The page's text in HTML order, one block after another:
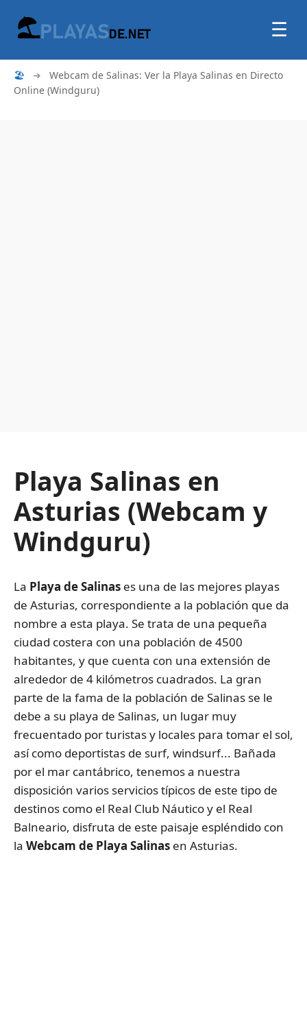
☰
🏖 ➜
Webcam de Salinas: Ver la Playa Salinas en Directo
Online (Windguru)
Playa Salinas en
Asturias (Webcam y
Windguru)
La Playa de Salinas es una de las mejores playas
de Asturias, correspondiente a la población que da
nombre a esta playa. Se trata de una pequeña
ciudad costera con una población de 4500
habitantes, y que cuenta con una extensión de
alrededor de 4 kilómetros cuadrados. La gran
parte de la fama de la población de Salinas se le
debe a su playa de Salinas, un lugar muy
frecuentado por turistas y locales para tomar el sol,
así como deportistas de surf, windsurf... Bañada
por el mar cantábrico, tenemos a nuestra
disposición varios servicios típicos de este tipo de
destinos como el Real Club Náutico y el Real
Balneario, disfruta de este paisaje espléndido con
la Webcam de Playa Salinas en Asturias.